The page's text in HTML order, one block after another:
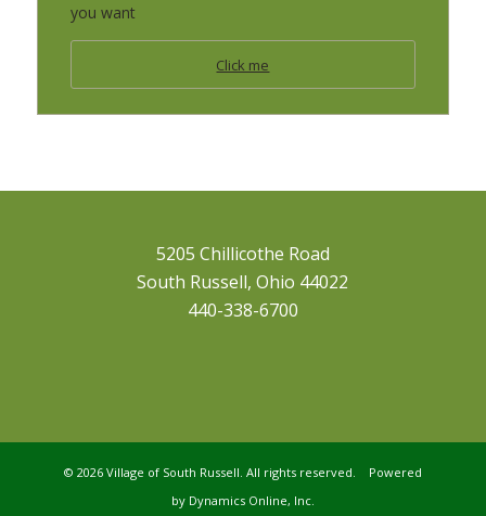
you want
Click me
5205 Chillicothe Road
South Russell, Ohio 44022
440-338-6700
© 2026 Village of South Russell. All rights reserved. Powered
by Dynamics Online, Inc.